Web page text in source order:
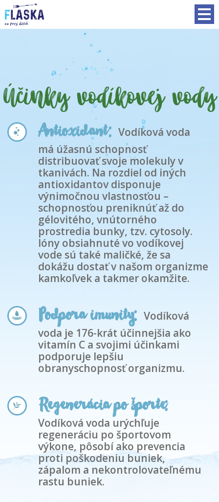
Účinky vodíkovej vody
Antioxidant: Vodíková voda
má úžasnú schopnosť
distribuovať svoje molekuly v
tkanivách. Na rozdiel od iných
antioxidantov disponuje
výnimočnou vlastnosťou –
schopnosťou preniknúť až do
gélovitého, vnútorného
prostredia bunky, tzv. cytosoly.
Ióny obsiahnuté vo vodíkovej
vode sú také maličké, že sa
dokážu dostať v našom organizme
kamkoľvek a takmer okamžite.
Podpora imunity: Vodíková
voda je 176-krát účinnejšia ako
vitamín C a svojimi účinkami
podporuje lepšiu
obranyschopnosť organizmu.
Regenerácia po športe:
Vodíková voda urýchľuje
regeneráciu po športovom
výkone, pôsobí ako prevencia
proti poškodeniu buniek,
zápalom a nekontrolovateľnému
rastu buniek.